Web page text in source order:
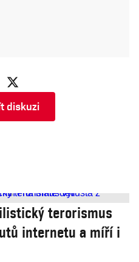
diskuzi
terorismus
internetu a míří i